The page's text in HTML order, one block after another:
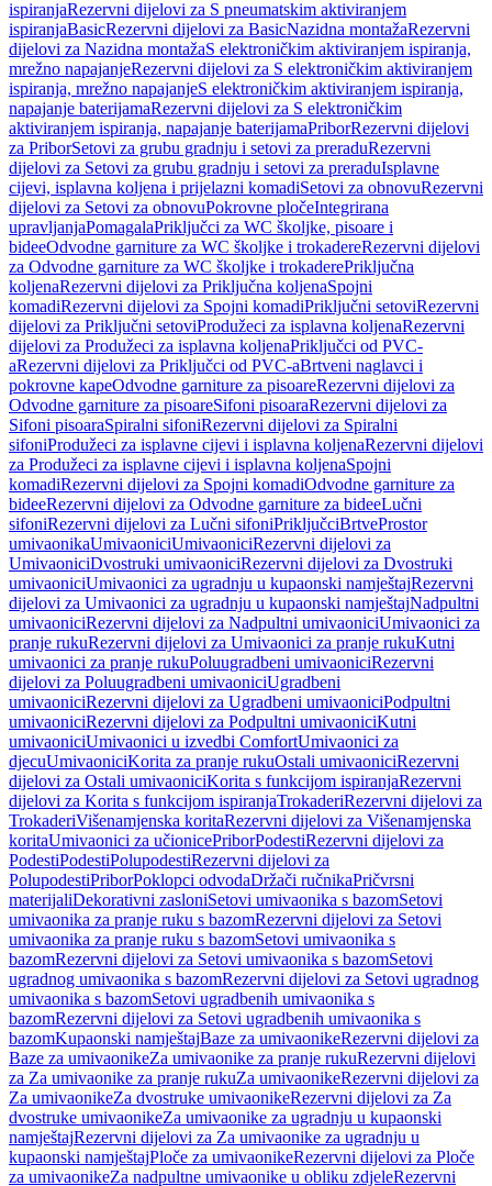
ispiranjaRezervni dijelovi za S pneumatskim aktiviranjem
ispiranjaBasicRezervni dijelovi za BasicNazidna montažaRezervni
dijelovi za Nazidna montažaS elektroničkim aktiviranjem ispiranja,
mrežno napajanjeRezervni dijelovi za S elektroničkim aktiviranjem
ispiranja, mrežno napajanjeS elektroničkim aktiviranjem ispiranja,
napajanje baterijamaRezervni dijelovi za S elektroničkim
aktiviranjem ispiranja, napajanje baterijamaPriborRezervni dijelovi
za PriborSetovi za grubu gradnju i setovi za preraduRezervni
dijelovi za Setovi za grubu gradnju i setovi za preraduIsplavne
cijevi, isplavna koljena i prijelazni komadiSetovi za obnovuRezervni
dijelovi za Setovi za obnovuPokrovne pločeIntegrirana
upravljanjaPomagalaPriključci za WC školjke, pisoare i
bideeOdvodne garniture za WC školjke i trokadereRezervni dijelovi
za Odvodne garniture za WC školjke i trokaderePriključna
koljenaRezervni dijelovi za Priključna koljenaSpojni
komadiRezervni dijelovi za Spojni komadiPriključni setoviRezervni
dijelovi za Priključni setoviProdužeci za isplavna koljenaRezervni
dijelovi za Produžeci za isplavna koljenaPriključci od PVC-
aRezervni dijelovi za Priključci od PVC-aBrtveni naglavci i
pokrovne kapeOdvodne garniture za pisoareRezervni dijelovi za
Odvodne garniture za pisoareSifoni pisoaraRezervni dijelovi za
Sifoni pisoaraSpiralni sifoniRezervni dijelovi za Spiralni
sifoniProdužeci za isplavne cijevi i isplavna koljenaRezervni dijelovi
za Produžeci za isplavne cijevi i isplavna koljenaSpojni
komadiRezervni dijelovi za Spojni komadiOdvodne garniture za
bideeRezervni dijelovi za Odvodne garniture za bideeLučni
sifoniRezervni dijelovi za Lučni sifoniPriključciBrtveProstor
umivaonikaUmivaoniciUmivaoniciRezervni dijelovi za
UmivaoniciDvostruki umivaoniciRezervni dijelovi za Dvostruki
umivaoniciUmivaonici za ugradnju u kupaonski namještajRezervni
dijelovi za Umivaonici za ugradnju u kupaonski namještajNadpultni
umivaoniciRezervni dijelovi za Nadpultni umivaoniciUmivaonici za
pranje rukuRezervni dijelovi za Umivaonici za pranje rukuKutni
umivaonici za pranje rukuPoluugradbeni umivaoniciRezervni
dijelovi za Poluugradbeni umivaoniciUgradbeni
umivaoniciRezervni dijelovi za Ugradbeni umivaoniciPodpultni
umivaoniciRezervni dijelovi za Podpultni umivaoniciKutni
umivaoniciUmivaonici u izvedbi ComfortUmivaonici za
djecuUmivaoniciKorita za pranje rukuOstali umivaoniciRezervni
dijelovi za Ostali umivaoniciKorita s funkcijom ispiranjaRezervni
dijelovi za Korita s funkcijom ispiranjaTrokaderiRezervni dijelovi za
TrokaderiVišenamjenska koritaRezervni dijelovi za Višenamjenska
koritaUmivaonici za učionicePriborPodestiRezervni dijelovi za
PodestiPodestiPolupodestiRezervni dijelovi za
PolupodestiPriborPoklopci odvodaDržači ručnikaPričvrsni
materijaliDekorativni zasloniSetovi umivaonika s bazomSetovi
umivaonika za pranje ruku s bazomRezervni dijelovi za Setovi
umivaonika za pranje ruku s bazomSetovi umivaonika s
bazomRezervni dijelovi za Setovi umivaonika s bazomSetovi
ugradnog umivaonika s bazomRezervni dijelovi za Setovi ugradnog
umivaonika s bazomSetovi ugradbenih umivaonika s
bazomRezervni dijelovi za Setovi ugradbenih umivaonika s
bazomKupaonski namještajBaze za umivaonikeRezervni dijelovi za
Baze za umivaonikeZa umivaonike za pranje rukuRezervni dijelovi
za Za umivaonike za pranje rukuZa umivaonikeRezervni dijelovi za
Za umivaonikeZa dvostruke umivaonikeRezervni dijelovi za Za
dvostruke umivaonikeZa umivaonike za ugradnju u kupaonski
namještajRezervni dijelovi za Za umivaonike za ugradnju u
kupaonski namještajPloče za umivaonikeRezervni dijelovi za Ploče
za umivaonikeZa nadpultne umivaonike u obliku zdjeleRezervni